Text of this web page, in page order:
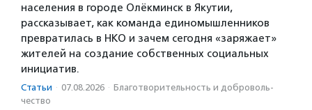
населения в городе Олёкминск в Якутии,
рассказывает, как команда единомышленников
превратилась в НКО и зачем сегодня «заряжает»
жителей на создание собственных социальных
инициатив.
Статьи · 07.08.2026 · Благотвори­тель­ность и доброволь­
чест­во